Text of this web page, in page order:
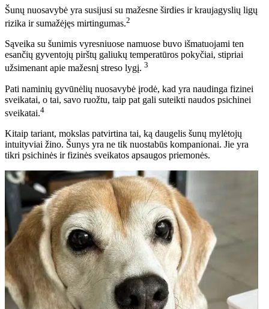
Šunų nuosavybė yra susijusi su mažesne širdies ir kraujagyslių ligų
rizika ir sumažėjęs mirtingumas.2
Sąveika su šunimis vyresniuose namuose buvo išmatuojami ten
esančių gyventojų pirštų galiukų temperatūros pokyčiai, stipriai
užsimenant apie mažesnį streso lygį. 3
Pati naminių gyvūnėlių nuosavybė įrodė, kad yra naudinga fizinei
sveikatai, o tai, savo ruožtu, taip pat gali suteikti naudos psichinei
sveikatai.4
Kitaip tariant, mokslas patvirtina tai, ką daugelis šunų mylėtojų
intuityviai žino. Šunys yra ne tik nuostabūs kompanionai. Jie yra
tikri psichinės ir fizinės sveikatos apsaugos priemonės.